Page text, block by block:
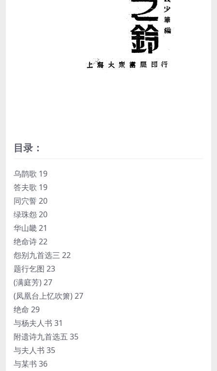
目录：
乌鹊歌 19
答夫歌 19
同穴誓 20
绿珠怨 20
华山畿 21
绝命诗 22
怨别九首选三 22
题行乞图 23
(满庭芳) 27
(凤凰台上忆吹箫) 27
绝命 29
与杨夫人书 31
附遗诗九首选五 35
与夫人书 35
与某书 36